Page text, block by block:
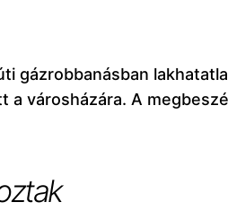
gázrobbanásban
a városházára. A